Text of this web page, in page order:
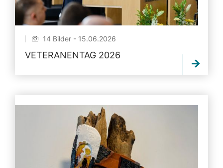
14 Bilder - 15.06.2026
VETERANENTAG 2026